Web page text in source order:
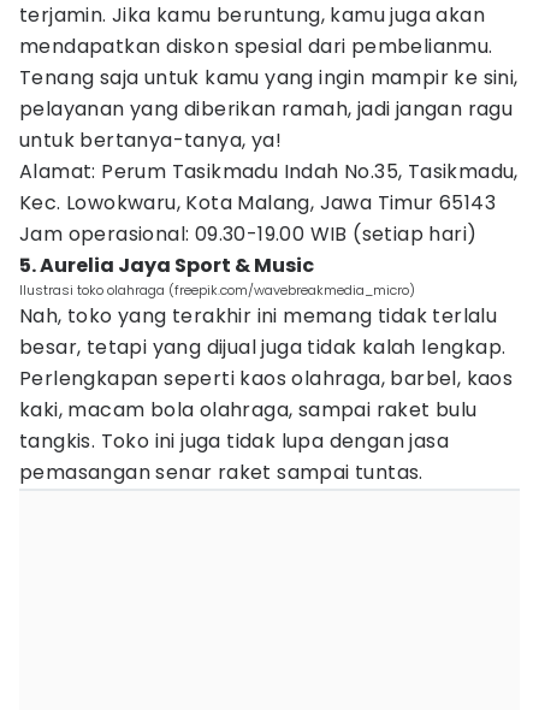
terjamin. Jika kamu beruntung, kamu juga akan
mendapatkan diskon spesial dari pembelianmu.
Tenang saja untuk kamu yang ingin mampir ke sini,
pelayanan yang diberikan ramah, jadi jangan ragu
untuk bertanya-tanya, ya!
Alamat: Perum Tasikmadu Indah No.35, Tasikmadu,
Kec. Lowokwaru, Kota Malang, Jawa Timur 65143
Jam operasional: 09.30-19.00 WIB (setiap hari)
5. Aurelia Jaya Sport & Music
Ilustrasi toko olahraga (freepik.com/wavebreakmedia_micro)
Nah, toko yang terakhir ini memang tidak terlalu
besar, tetapi yang dijual juga tidak kalah lengkap.
Perlengkapan seperti kaos olahraga, barbel, kaos
kaki, macam bola olahraga, sampai raket bulu
tangkis. Toko ini juga tidak lupa dengan jasa
pemasangan senar raket sampai tuntas.